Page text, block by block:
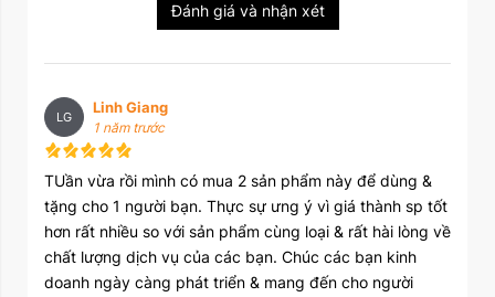
Đánh giá và nhận xét
LG
Linh Giang
1 năm trước
TUần vừa rồi mình có mua 2 sản phẩm này để dùng &
tặng cho 1 người bạn. Thực sự ưng ý vì giá thành sp tốt
hơn rất nhiều so với sản phẩm cùng loại & rất hài lòng về
chất lượng dịch vụ của các bạn. Chúc các bạn kinh
doanh ngày càng phát triển & mang đến cho người